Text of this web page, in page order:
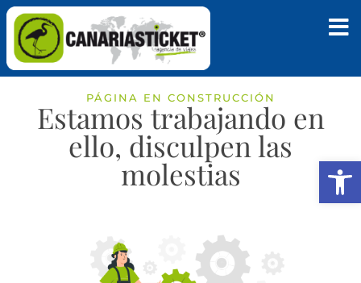
PÁGINA EN CONSTRUCCIÓN
Estamos trabajando en
ello, disculpen las
molestias